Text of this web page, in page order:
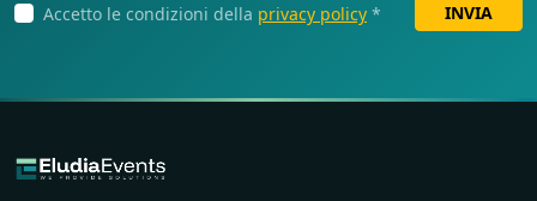
Accetto le condizioni della privacy policy * INVIA